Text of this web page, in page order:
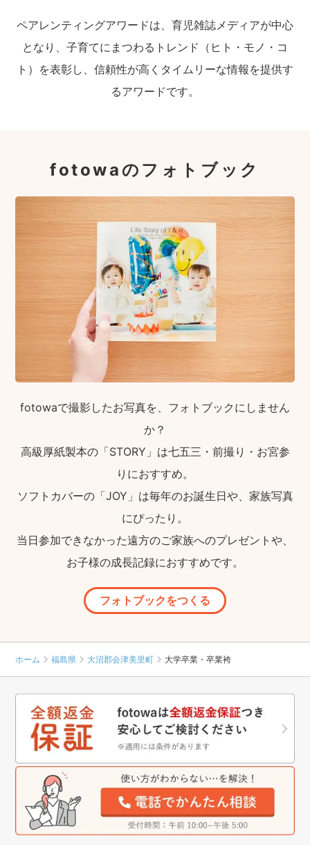
ペアレンティングアワードは、育児雑誌メディアが中心
となり、子育てにまつわるトレンド（ヒト・モノ・コ
ト）を表彰し、信頼性が高くタイムリーな情報を提供す
るアワードです。
fotowaのフォトブック
fotowaで撮影したお写真を、フォトブックにしません
か？
高級厚紙製本の「STORY」は七五三・前撮り・お宮参
りにおすすめ。
ソフトカバーの「JOY」は毎年のお誕生日や、家族写真
にぴったり。
当日参加できなかった遠方のご家族へのプレゼントや、
お子様の成長記録におすすめです。
フォトブックをつくる
ホーム 福島県 大沼郡会津美里町 大学卒業・卒業袴